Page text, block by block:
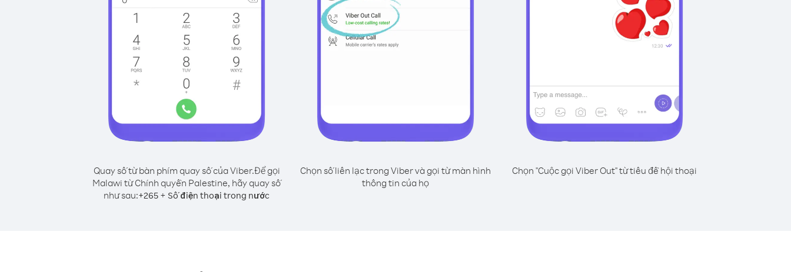
Quay số từ bàn phím quay số của Viber.Để gọi
Malawi từ Chính quyền Palestine, hãy quay số
như sau:+265 + Số điện thoại trong nước
Chọn số liên lạc trong Viber và gọi từ màn hình
thông tin của họ
Chọn "Cuộc gọi Viber Out" từ tiêu đề hội thoại